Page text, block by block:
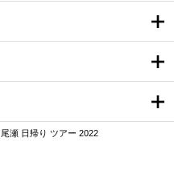
尾瀬 日帰り ツアー 2022